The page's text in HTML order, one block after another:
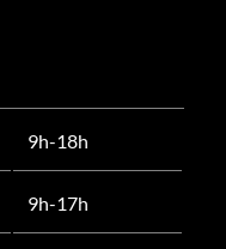
9h-18h
9h-17h